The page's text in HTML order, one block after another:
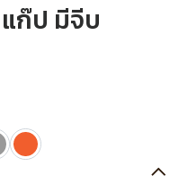
ก๊ป มีจีบ